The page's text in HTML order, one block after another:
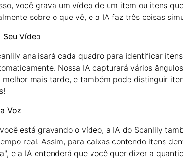
você grava um vídeo de um item ou itens
sobre o que vê, e a IA faz três coisas
Seu Vídeo
analisará cada quadro para identificar
Nossa IA capturará vários
melhor mais tarde, e também pode distinguir
Voz
está gravando o vídeo, a IA do Scanlily
real. Assim, para caixas contendo itens
e a IA entenderá que você quer dizer a